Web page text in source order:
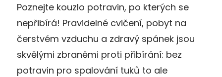
Poznejte kouzlo potravin, po kterých se
nepřibírá! Pravidelné cvičení, pobyt na
čerstvém vzduchu a zdravý spánek jsou
skvělými zbraněmi proti přibírání: bez
potravin pro spalování tuků to ale